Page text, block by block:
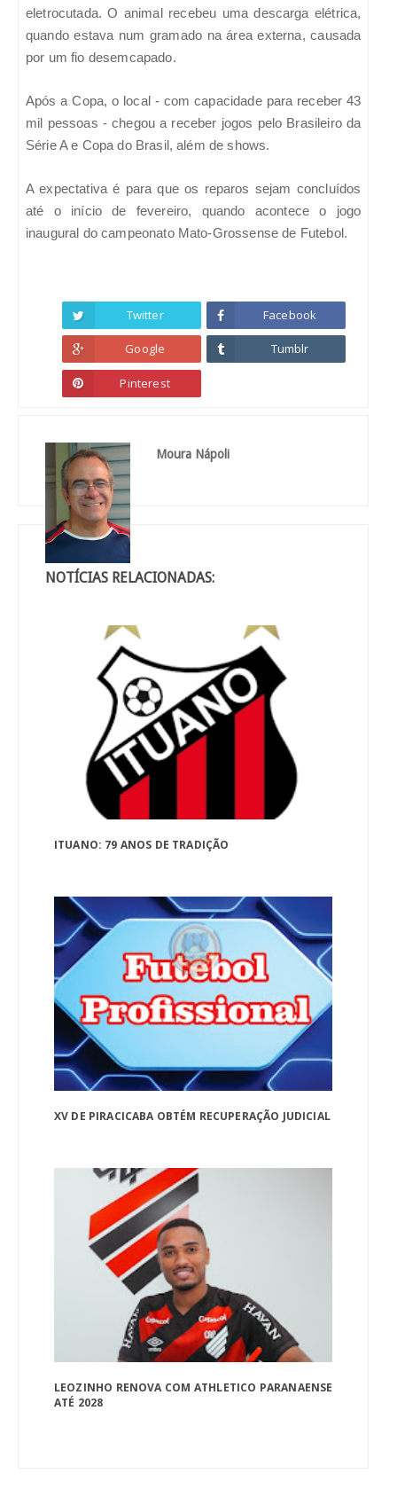
eletrocutada. O animal recebeu uma descarga elétrica,
quando estava num gramado na área externa, causada
por um fio desemcapado.
Após a Copa, o local - com capacidade para receber 43
mil pessoas - chegou a receber jogos pelo Brasileiro da
Série A e Copa do Brasil, além de shows.
A expectativa é para que os reparos sejam concluídos
até o início de fevereiro, quando acontece o jogo
inaugural do campeonato Mato-Grossense de Futebol.
Twitter Facebook
Google Tumblr
Pinterest
Moura Nápoli
NOTÍCIAS RELACIONADAS:
ITUANO: 79 ANOS DE TRADIÇÃO
XV DE PIRACICABA OBTÉM RECUPERAÇÃO JUDICIAL
LEOZINHO RENOVA COM ATHLETICO PARANAENSE
ATÉ 2028